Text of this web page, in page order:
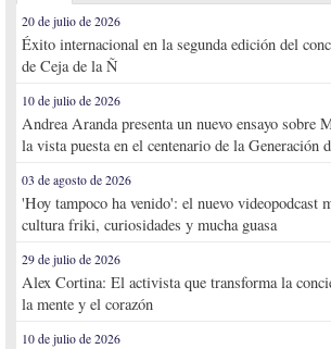
20 de julio de 2026
Éxito internacional en la segunda edición del
de Ceja de la Ñ
10 de julio de 2026
Andrea Aranda presenta un nuevo ensayo sobre
la vista puesta en el centenario de la Generación
03 de agosto de 2026
'Hoy tampoco ha venido': el nuevo videopodcast
cultura friki, curiosidades y mucha guasa
29 de julio de 2026
Alex Cortina: El activista que transforma la
la mente y el corazón
10 de julio de 2026